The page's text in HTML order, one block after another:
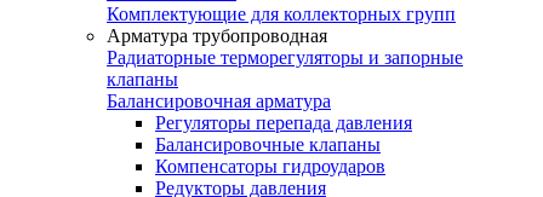
Комплектующие для коллекторных групп
Арматура трубопроводная
Радиаторные терморегуляторы и запорные
клапаны
Балансировочная арматура
Регуляторы перепада давления
Балансировочные клапаны
Компенсаторы гидроударов
Редукторы давления